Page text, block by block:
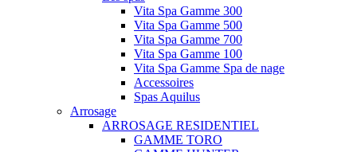
Vita Spa Gamme 300
Vita Spa Gamme 500
Vita Spa Gamme 700
Vita Spa Gamme 100
Vita Spa Gamme Spa de nage
Accessoires
Spas Aquilus
Arrosage
ARROSAGE RESIDENTIEL
GAMME TORO